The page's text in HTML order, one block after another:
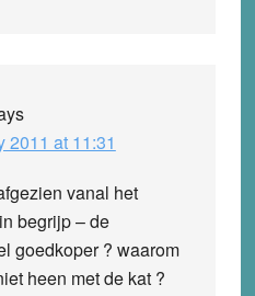
2011 at 11:31
vanal het
begrijp – de
goedkoper ? waarom
heen met de kat ?